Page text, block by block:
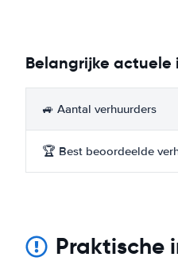
Belangrijke
🚙 Aantal verhuurders
🏆 Best beoordeelde
Praktische